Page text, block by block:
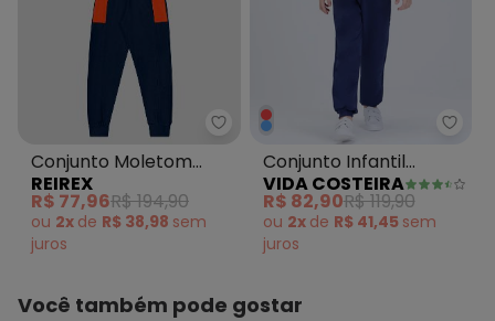
Reirex - Conjunto Moletom
Conjunto Moletom
com Recortes Azul
REIREX
R$ 77,96R$ 194,90
ou 2x de R$ 38,98 sem
juros
Vida
Conjunto Infantil
Inverno Moletom
Marinho
VIDA COSTEIRA
R$ 82,90R$ 119,90
ou 2x de R$ 41,45 sem
juros
Você também pode gostar